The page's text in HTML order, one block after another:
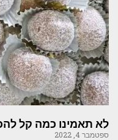
לא תאמינו כמה קל
ספטמבר 4, 2022